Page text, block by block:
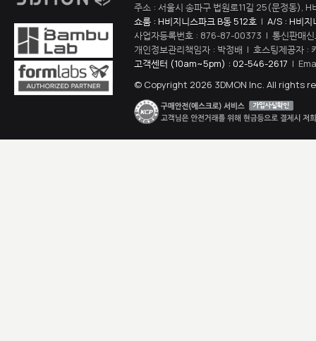
주소 : 서울시 송파구 법원로11길 25(문정동),
쇼룸 : H비지니스파크 B동 512호 | A/S : H비지
사업자등록번호 : 876-87-00373 | 통신판매
개인정보관리책임자 : 박정배 | 호스팅제공자 :
고객센터 (10am~5pm) : 02-546-2617 |
© Copyright 2026 3DMON Inc. All rights